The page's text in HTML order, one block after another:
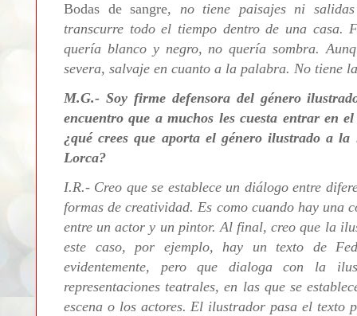
Bodas de sangre, no tiene paisajes ni
transcurre todo el tiempo dentro de una casa.
quería blanco y negro, no quería sombra.
severa, salvaje en cuanto a la palabra. No tiene
M.G.- Soy firme defensora del género
encuentro que a muchos les cuesta entrar en
¿qué crees que aporta el género ilustrado a
Lorca?
I.R.- Creo que se establece un diálogo entre
formas de creatividad. Es como cuando hay una
entre un actor y un pintor. Al final, creo que la
este caso, por ejemplo, hay un texto de
evidentemente, pero que dialoga con la
representaciones teatrales, en las que se
escena o los actores. El ilustrador pasa el texto